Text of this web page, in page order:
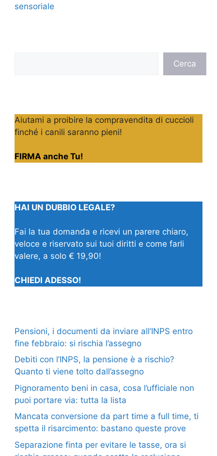
sensoriale
Cerca
Aiutami a proibire la compravendita di cuccioli
finché i canili saranno pieni!
FIRMA anche Tu!
HAI UN DUBBIO LEGALE?
Fai la tua domanda e ricevi un parere chiaro,
veloce e riservato sui tuoi diritti e come farli
valere, a solo € 19,90!
CHIEDI ADESSO!
Pensioni, i documenti da inviare all’INPS entro
fine febbraio: si rischia l’assegno
Debiti con l’INPS, la pensione è a rischio?
Quanto ti viene tolto dall’assegno
Pignoramento beni in casa, cosa l’ufficiale non
puoi portare via: tutta la lista
Mancata conversione da part time a full time, ti
spetta il risarcimento: bastano queste prove
Separazione finta per evitare le tasse, ora si